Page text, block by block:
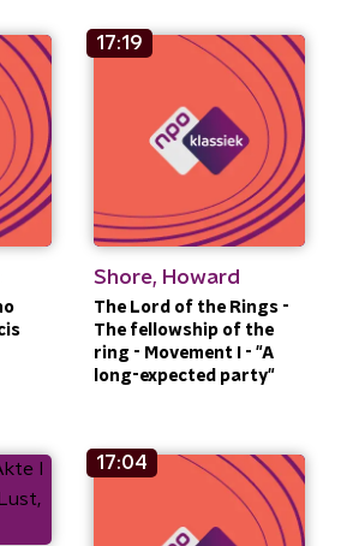
17:19
Shore, Howard
The Lord of the Rings -
The fellowship of the
ring - Movement I - "A
long-expected party"
17:04